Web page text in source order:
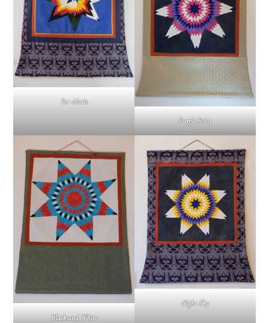
For Alexis
Purple Rosa
Black and White
Night Sky